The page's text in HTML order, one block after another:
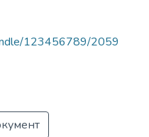
123456789/2059